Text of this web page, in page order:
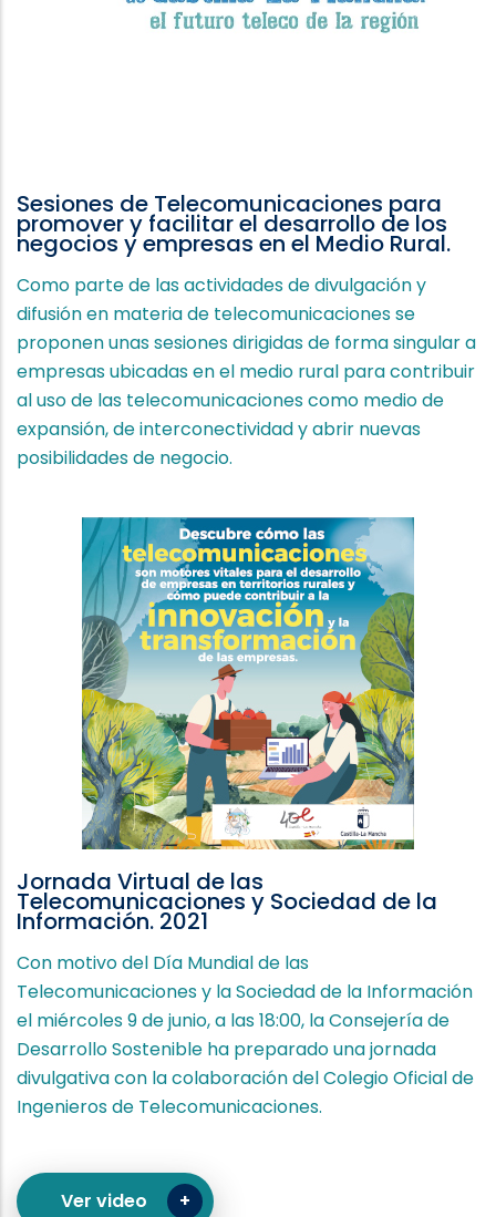
Sesiones de Telecomunicaciones para
promover y facilitar el desarrollo de los
negocios y empresas en el Medio Rural.
Como parte de las actividades de divulgación y
difusión en materia de telecomunicaciones se
proponen unas sesiones dirigidas de forma singular a
empresas ubicadas en el medio rural para contribuir
al uso de las telecomunicaciones como medio de
expansión, de interconectividad y abrir nuevas
posibilidades de negocio.
Jornada Virtual de las
Telecomunicaciones y Sociedad de la
Información. 2021
Con motivo del Día Mundial de las
Telecomunicaciones y la Sociedad de la Información
el miércoles 9 de junio, a las 18:00, la Consejería de
Desarrollo Sostenible ha preparado una jornada
divulgativa con la colaboración del Colegio Oficial de
Ingenieros de Telecomunicaciones.
Ver video